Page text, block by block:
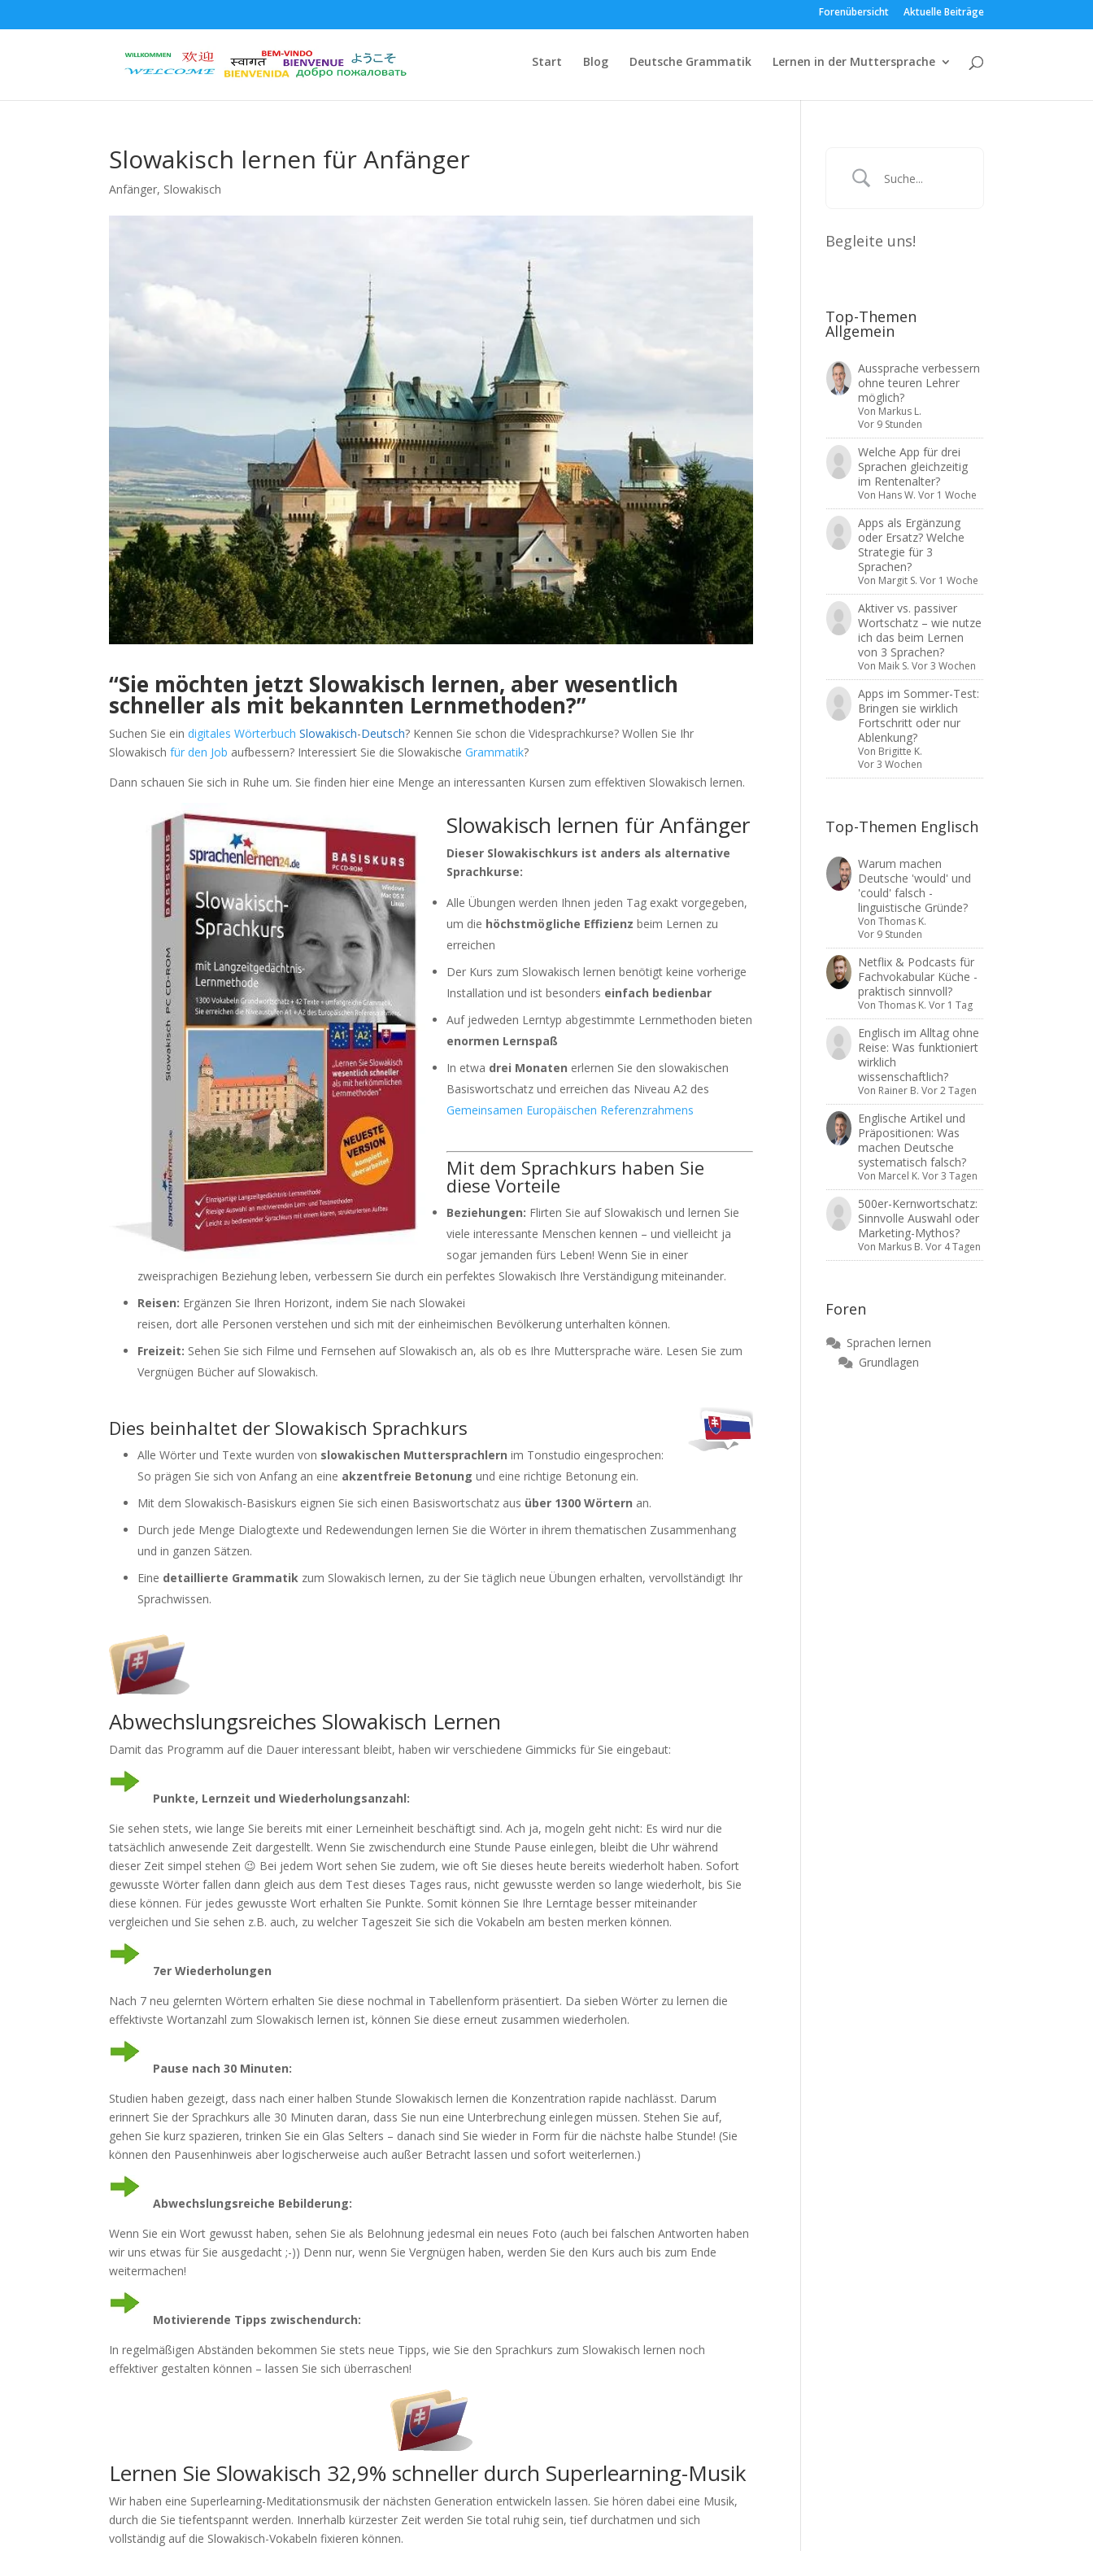
Forenübersicht Aktuelle Beiträge
Start Blog Deutsche Grammatik Lernen in der Muttersprache
Slowakisch lernen für Anfänger
Anfänger, Slowakisch
“Sie möchten jetzt Slowakisch lernen, aber wesentlich
schneller als mit bekannten Lernmethoden?”
Suchen Sie eindigitales Wörterbuch Slowakisch-Deutsch? Kennen Sie schon die Videsprachkurse? Wollen Sie Ihr
Slowakischfür den Job aufbessern? Interessiert Sie die SlowakischeGrammatik?
Dann schauen Sie sich in Ruhe um. Sie finden hier eine Menge an interessanten Kursen zum effektiven Slowakisch lernen.
Slowakisch lernen für Anfänger
Dieser Slowakischkurs ist anders als alternative
Sprachkurse:
Alle Übungen werden Ihnen jeden Tag exakt vorgegeben,
um die höchstmögliche Effizienz beim Lernen zu
erreichen
Der Kurs zum Slowakisch lernen benötigt keine vorherige
Installation und ist besonders einfach bedienbar
Auf jedweden Lerntyp abgestimmte Lernmethoden bieten
enormen Lernspaß
In etwa drei Monaten erlernen Sie den slowakischen
Basiswortschatz und erreichen das Niveau A2 des
Gemeinsamen Europäischen Referenzrahmens
Mit dem Sprachkurs haben Sie
diese Vorteile
Beziehungen: Flirten Sie auf Slowakisch und lernen Sie
viele interessante Menschen kennen – und vielleicht ja
sogar jemanden fürs Leben! Wenn Sie in einer
zweisprachigen Beziehung leben, verbessern Sie durch ein perfektes Slowakisch Ihre Verständigung miteinander.
Reisen: Ergänzen Sie Ihren Horizont, indem Sie nach Slowakei
reisen, dort alle Personen verstehen und sich mit der einheimischen Bevölkerung unterhalten können.
Freizeit: Sehen Sie sich Filme und Fernsehen auf Slowakisch an, als ob es Ihre Muttersprache wäre. Lesen Sie zum
Vergnügen Bücher auf Slowakisch.
Dies beinhaltet der Slowakisch Sprachkurs
Alle Wörter und Texte wurden von slowakischen Muttersprachlern im Tonstudio eingesprochen:
So prägen Sie sich von Anfang an eine akzentfreie Betonung und eine richtige Betonung ein.
Mit dem Slowakisch-Basiskurs eignen Sie sich einen Basiswortschatz aus über 1300 Wörtern an.
Durch jede Menge Dialogtexte und Redewendungen lernen Sie die Wörter in ihrem thematischen Zusammenhang
und in ganzen Sätzen.
Eine detaillierte Grammatik zum Slowakisch lernen, zu der Sie täglich neue Übungen erhalten, vervollständigt Ihr
Sprachwissen.
Abwechslungsreiches Slowakisch Lernen
Damit das Programm auf die Dauer interessant bleibt, haben wir verschiedene Gimmicks für Sie eingebaut:
Punkte, Lernzeit und Wiederholungsanzahl:
Sie sehen stets, wie lange Sie bereits mit einer Lerneinheit beschäftigt sind. Ach ja, mogeln geht nicht: Es wird nur die
tatsächlich anwesende Zeit dargestellt. Wenn Sie zwischendurch eine Stunde Pause einlegen, bleibt die Uhr während
dieser Zeit simpel stehen 😉 Bei jedem Wort sehen Sie zudem, wie oft Sie dieses heute bereits wiederholt haben. Sofort
gewusste Wörter fallen dann gleich aus dem Test dieses Tages raus, nicht gewusste werden so lange wiederholt, bis Sie
diese können. Für jedes gewusste Wort erhalten Sie Punkte. Somit können Sie Ihre Lerntage besser miteinander
vergleichen und Sie sehen z.B. auch, zu welcher Tageszeit Sie sich die Vokabeln am besten merken können.
7er Wiederholungen
Nach 7 neu gelernten Wörtern erhalten Sie diese nochmal in Tabellenform präsentiert. Da sieben Wörter zu lernen die
effektivste Wortanzahl zum Slowakisch lernen ist, können Sie diese erneut zusammen wiederholen.
Pause nach 30 Minuten:
Studien haben gezeigt, dass nach einer halben Stunde Slowakisch lernen die Konzentration rapide nachlässt. Darum
erinnert Sie der Sprachkurs alle 30 Minuten daran, dass Sie nun eine Unterbrechung einlegen müssen. Stehen Sie auf,
gehen Sie kurz spazieren, trinken Sie ein Glas Selters – danach sind Sie wieder in Form für die nächste halbe Stunde! (Sie
können den Pausenhinweis aber logischerweise auch außer Betracht lassen und sofort weiterlernen.)
Abwechslungsreiche Bebilderung:
Wenn Sie ein Wort gewusst haben, sehen Sie als Belohnung jedesmal ein neues Foto (auch bei falschen Antworten haben
wir uns etwas für Sie ausgedacht ;-)) Denn nur, wenn Sie Vergnügen haben, werden Sie den Kurs auch bis zum Ende
weitermachen!
Motivierende Tipps zwischendurch:
In regelmäßigen Abständen bekommen Sie stets neue Tipps, wie Sie den Sprachkurs zum Slowakisch lernen noch
effektiver gestalten können – lassen Sie sich überraschen!
Lernen Sie Slowakisch 32,9% schneller durch Superlearning-Musik
Wir haben eine Superlearning-Meditationsmusik der nächsten Generation entwickeln lassen. Sie hören dabei eine Musik,
durch die Sie tiefentspannt werden. Innerhalb kürzester Zeit werden Sie total ruhig sein, tief durchatmen und sich
vollständig auf die Slowakisch-Vokabeln fixieren können.
Begleite uns!
Top-Themen
Allgemein
Aussprache verbessern
ohne teuren Lehrer
möglich?
Von Markus L.
Vor 9 Stunden
Welche App für drei
Sprachen gleichzeitig
im Rentenalter?
Von Hans W. Vor 1 Woche
Apps als Ergänzung
oder Ersatz? Welche
Strategie für 3
Sprachen?
Von Margit S. Vor 1 Woche
Aktiver vs. passiver
Wortschatz – wie nutze
ich das beim Lernen
von 3 Sprachen?
Von Maik S. Vor 3 Wochen
Apps im Sommer-Test:
Bringen sie wirklich
Fortschritt oder nur
Ablenkung?
Von Brigitte K.
Vor 3 Wochen
Top-Themen Englisch
Warum machen
Deutsche 'would' und
'could' falsch -
linguistische Gründe?
Von Thomas K.
Vor 9 Stunden
Netflix & Podcasts für
Fachvokabular Küche -
praktisch sinnvoll?
Von Thomas K. Vor 1 Tag
Englisch im Alltag ohne
Reise: Was funktioniert
wirklich
wissenschaftlich?
Von Rainer B. Vor 2 Tagen
Englische Artikel und
Präpositionen: Was
machen Deutsche
systematisch falsch?
Von Marcel K. Vor 3 Tagen
500er-Kernwortschatz:
Sinnvolle Auswahl oder
Marketing-Mythos?
Von Markus B. Vor 4 Tagen
Foren
Sprachen lernen
Grundlagen